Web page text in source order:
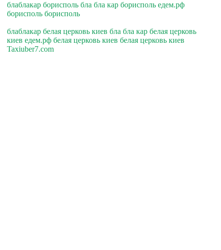
блаблакар борисполь бла бла кар борисполь едем.рф
борисполь борисполь
блаблакар белая церковь киев бла бла кар белая церковь
киев едем.рф белая церковь киев белая церковь киев
Taxiuber7.com